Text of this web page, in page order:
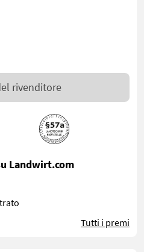
rivenditore
Landwirt.com
Tutti i premi